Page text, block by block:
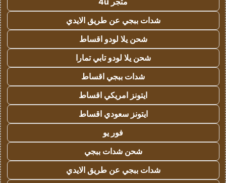
شدات ببجي عن طريق الايدي
شحن يلا لودو اقساط
شحن يلا لودو تابي تمارا
شدات ببجي اقساط
ايتونز امريكي اقساط
ايتونز سعودي اقساط
فور يو
شحن شدات ببجي
شدات ببجي عن طريق الايدي